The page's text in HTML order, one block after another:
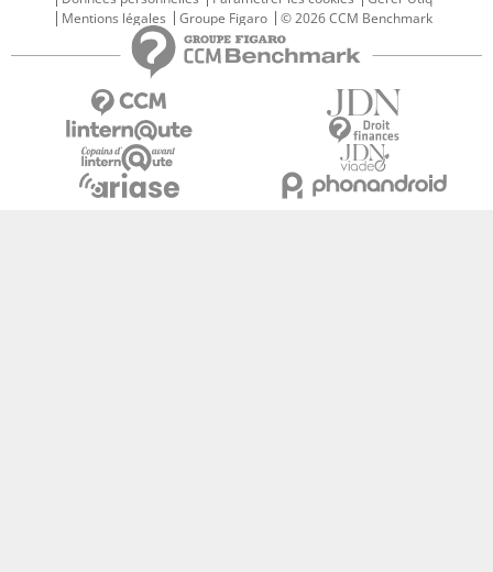
Mentions légales
Groupe Figaro © 2026 CCM Benchmark